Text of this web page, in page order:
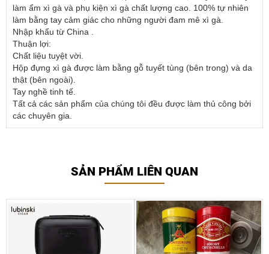
làm ẩm xì gà và phụ kiện xì gà chất lượng cao. 100% tự nhiên
làm bằng tay cảm giác cho những người đam mê xì gà.
Nhập khẩu từ China .
Thuận lợi:
Chất liệu tuyệt vời.
Hộp đựng xì gà được làm bằng gỗ tuyết tùng (bên trong) và da
thật (bên ngoài).
Tay nghề tinh tế.
Tất cả các sản phẩm của chúng tôi đều được làm thủ công bởi
các chuyên gia.
SẢN PHẨM LIÊN QUAN